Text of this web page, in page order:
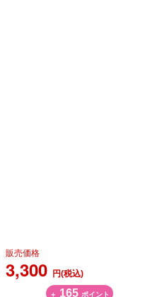
販売価格
3,300 円(税込)
＋ 165 ポイント